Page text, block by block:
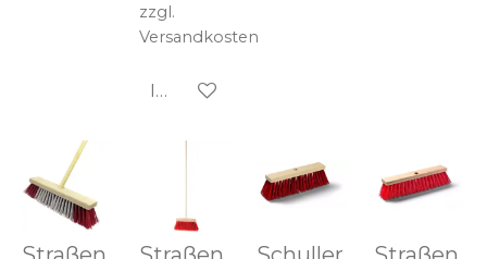
zzgl.
Versandkosten
In den Warenkorb